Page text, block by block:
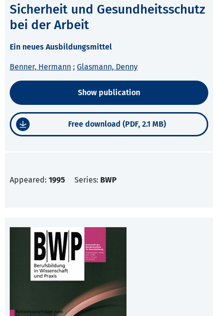
Sicherheit und Gesundheitsschutz
bei der Arbeit
Ein neues Ausbildungsmittel
Benner, Hermann ; Glasmann, Denny
Show publication
Free download (PDF, 2.1 MB)
Appeared: 1995 Series: BWP